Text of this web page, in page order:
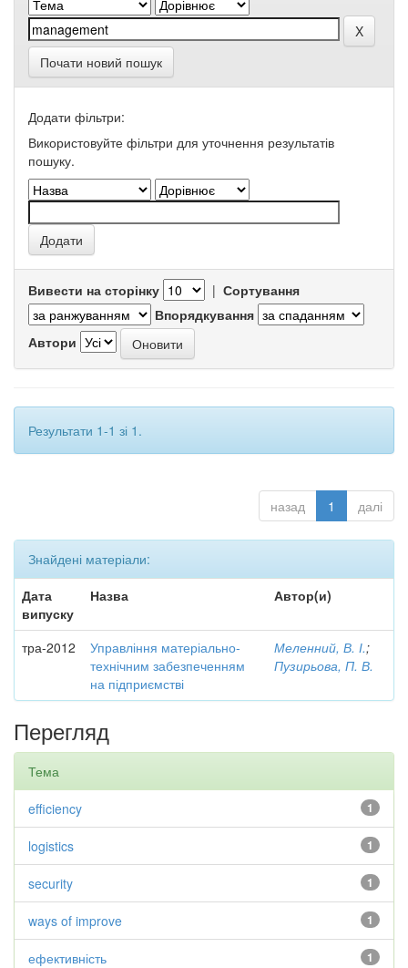
Почати новий пошук
Додати фільтри:
Використовуйте фільтри для уточнення результатів
пошуку.
Вивести на сторінку | Сортування
Впорядкування
Автори
Результати 1-1 зі 1.
назад 1 далі
Знайдені матеріали:
Дата
випуску
Назва Автор(и)
тра-2012
Управління матеріально-
технічним забезпеченням
на підприємстві
Меленний, В. І.;
Пузирьова, П. В.
Перегляд
Тема
1
efficiency
1
logistics
1
security
1
ways of improve
1
ефективність